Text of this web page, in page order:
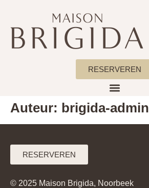
RESERVEREN
Auteur: brigida-admin
RESERVEREN
© 2025 Maison Brigida, Noorbeek